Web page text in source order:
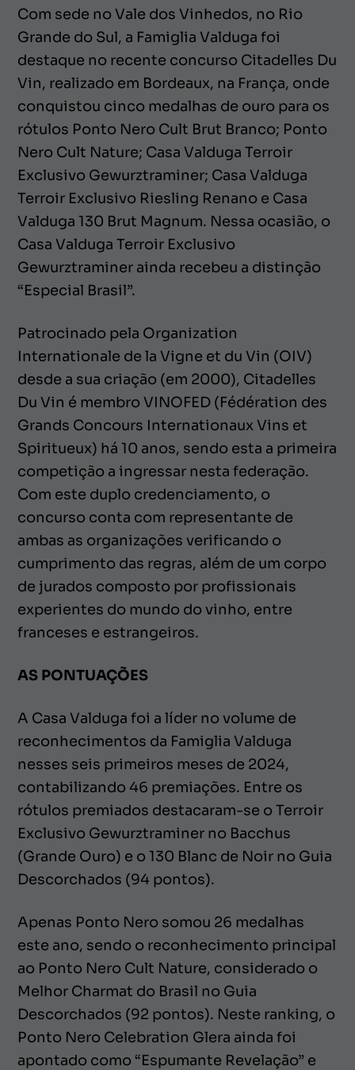
Com sede no Vale dos Vinhedos, no Rio
Grande do Sul, a Famiglia Valduga foi
destaque no recente concurso Citadelles Du
Vin, realizado em Bordeaux, na França, onde
conquistou cinco medalhas de ouro para os
rótulos Ponto Nero Cult Brut Branco; Ponto
Nero Cult Nature; Casa Valduga Terroir
Exclusivo Gewurztraminer; Casa Valduga
Terroir Exclusivo Riesling Renano e Casa
Valduga 130 Brut Magnum. Nessa ocasião, o
Casa Valduga Terroir Exclusivo
Gewurztraminer ainda recebeu a distinção
“Especial Brasil”.
Patrocinado pela Organization
Internationale de la Vigne et du Vin (OIV)
desde a sua criação (em 2000), Citadelles
Du Vin é membro VINOFED (Fédération des
Grands Concours Internationaux Vins et
Spiritueux) há 10 anos, sendo esta a primeira
competição a ingressar nesta federação.
Com este duplo credenciamento, o
concurso conta com representante de
ambas as organizações verificando o
cumprimento das regras, além de um corpo
de jurados composto por profissionais
experientes do mundo do vinho, entre
franceses e estrangeiros.
AS PONTUAÇÕES
A Casa Valduga foi a líder no volume de
reconhecimentos da Famiglia Valduga
nesses seis primeiros meses de 2024,
contabilizando 46 premiações. Entre os
rótulos premiados destacaram-se o Terroir
Exclusivo Gewurztraminer no Bacchus
(Grande Ouro) e o 130 Blanc de Noir no Guia
Descorchados (94 pontos).
Apenas Ponto Nero somou 26 medalhas
este ano, sendo o reconhecimento principal
ao Ponto Nero Cult Nature, considerado o
Melhor Charmat do Brasil no Guia
Descorchados (92 pontos). Neste ranking, o
Ponto Nero Celebration Glera ainda foi
apontado como “Espumante Revelação” e